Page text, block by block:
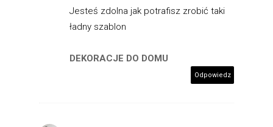
Jesteś zdolna jak potrafisz zrobić taki
ładny szablon
DEKORACJE DO DOMU
Odpowiedz